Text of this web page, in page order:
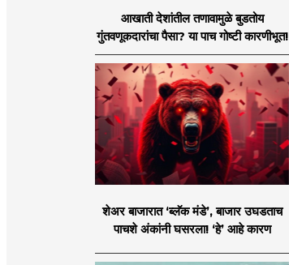
आखाती देशांतील तणावामुळे बुडतोय
गुंतवणूकदारांचा पैसा? या पाच गोष्टी कारणीभूत!
शेअर बाजारात ‘ब्लॅक मंडे’, बाजार उघडताच
पाचशे अंकांनी घसरला! ‘हे’ आहे कारण